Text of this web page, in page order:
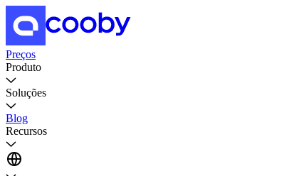
Preços
Produto
Soluções
Blog
Recursos